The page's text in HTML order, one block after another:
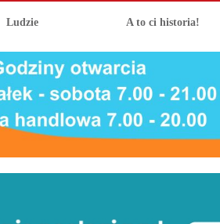
Ludzie A to ci historia!